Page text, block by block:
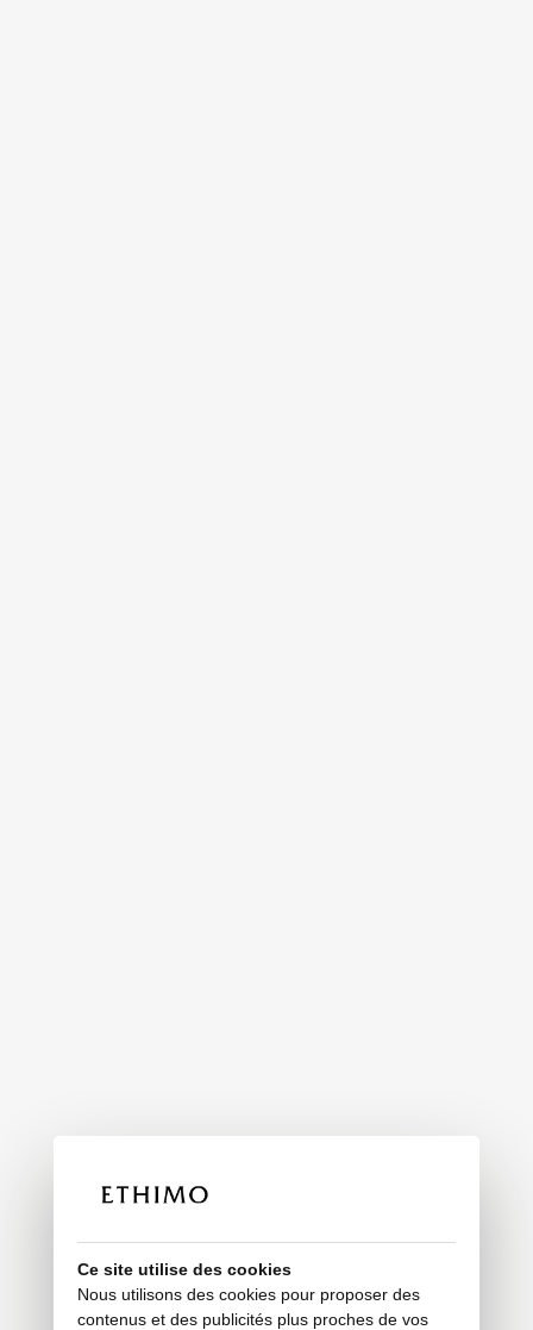
Ce site utilise des cookies
Nous utilisons des cookies pour proposer des
contenus et des publicités plus proches de vos